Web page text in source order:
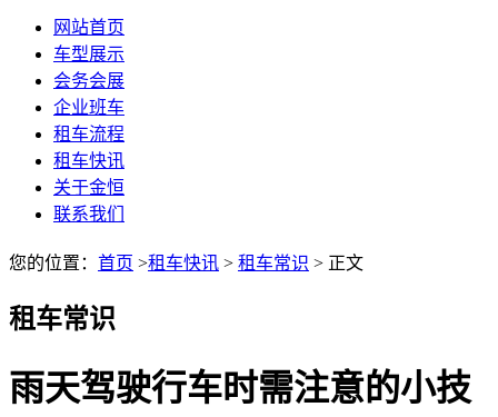
网站首页
车型展示
会务会展
企业班车
租车流程
租车快讯
关于金恒
联系我们
您的位置： 首页 >租车快讯 > 租车常识 > 正文
租车常识
雨天驾驶行车时需注意的小技